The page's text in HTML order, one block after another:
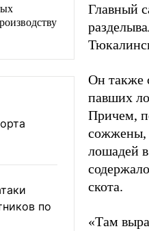
по
Главный
Он также
павших
Причем,
сожжены,
лошадей
скота.
«Там